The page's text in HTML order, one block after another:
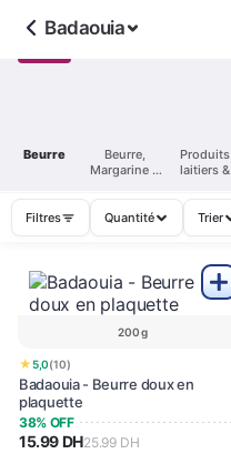
Badaouia
Beurre
Beurre,
Margarine &
Produits
laitiers &
Filtres Quantité Trier
200 g
★5,0(10)
Badaouia - Beurre doux en
plaquette
38% OFF
15.99 DH25.99 DH